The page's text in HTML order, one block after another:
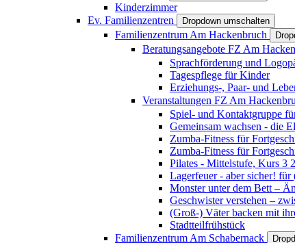
Kinderzimmer
Ev. Familienzentren
Dropdown umschalten
Familienzentrum Am Hackenbruch
Beratungsangebote FZ Am
Sprachförderung und
Tagespflege für Kinder
Erziehungs-, Paar- und
Veranstaltungen FZ Am
Spiel- und Kontaktgruppe
Gemeinsam wachsen - die
Zumba-Fitness für
Zumba-Fitness für
Pilates - Mittelstufe, Kurs 3
Lagerfeuer - aber sicher!
Monster unter dem Bett –
Geschwister verstehen –
(Groß-) Väter backen mit
Stadtteilfrühstück
Familienzentrum Am Schabernack